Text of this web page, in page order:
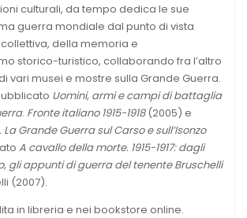
culturali, da tempo dedica le sue
guerra mondiale dal punto di vista
della memoria e
storico-turistico, collaborando fra l’altro
vari musei e mostre sulla Grande Guerra.
Uomini, armi e campi di battaglia
. Fronte italiano 1915-1918 (2005) e
Grande Guerra sul Carso e sull’Isonzo
A cavallo della morte. 1915-1917: dagli
gli appunti di guerra del tenente Bruschelli
(2007).
in libreria e nei bookstore online.